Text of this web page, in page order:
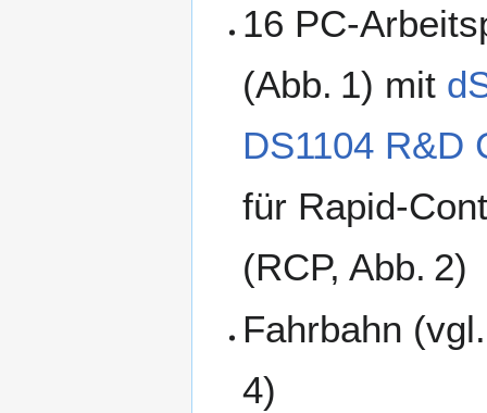
16 PC-
(Abb. 1) mit
DS1104 R&D
für Rapid-
(RCP, Abb. 2)
Fahrbahn
4)